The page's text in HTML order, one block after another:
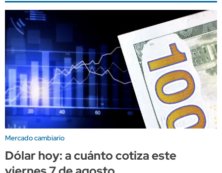
Mercado cambiario
Dólar hoy: a cuánto cotiza este